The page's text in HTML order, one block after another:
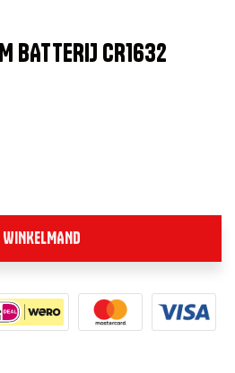
BATTERIJ CR1632
WINKELMAND